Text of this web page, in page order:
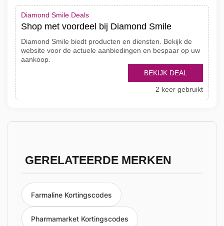
Diamond Smile Deals
Shop met voordeel bij Diamond Smile
Diamond Smile biedt producten en diensten. Bekijk de
website voor de actuele aanbiedingen en bespaar op uw
aankoop.
BEKIJK DEAL
2 keer gebruikt
GERELATEERDE MERKEN
Farmaline Kortingscodes
Pharmamarket Kortingscodes